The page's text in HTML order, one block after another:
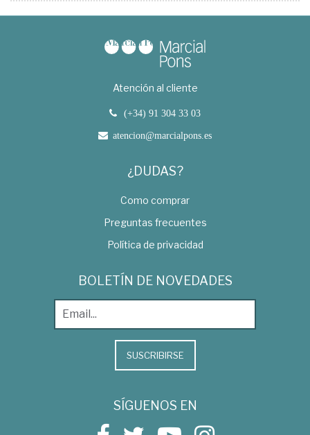
Atención al cliente
(+34) 91 304 33 03
atencion@marcialpons.es
¿DUDAS?
Como comprar
Preguntas frecuentes
Política de privacidad
BOLETÍN DE NOVEDADES
SUSCRIBIRSE
SÍGUENOS EN